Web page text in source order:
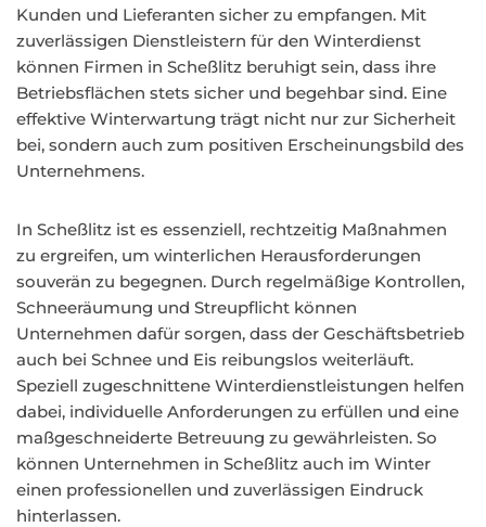
Kunden und Lieferanten sicher zu empfangen. Mit
zuverlässigen Dienstleistern für den Winterdienst
können Firmen in Scheßlitz beruhigt sein, dass ihre
Betriebsflächen stets sicher und begehbar sind. Eine
effektive Winterwartung trägt nicht nur zur Sicherheit
bei, sondern auch zum positiven Erscheinungsbild des
Unternehmens.
In Scheßlitz ist es essenziell, rechtzeitig Maßnahmen
zu ergreifen, um winterlichen Herausforderungen
souverän zu begegnen. Durch regelmäßige Kontrollen,
Schneeräumung und Streupflicht können
Unternehmen dafür sorgen, dass der Geschäftsbetrieb
auch bei Schnee und Eis reibungslos weiterläuft.
Speziell zugeschnittene Winterdienstleistungen helfen
dabei, individuelle Anforderungen zu erfüllen und eine
maßgeschneiderte Betreuung zu gewährleisten. So
können Unternehmen in Scheßlitz auch im Winter
einen professionellen und zuverlässigen Eindruck
hinterlassen.